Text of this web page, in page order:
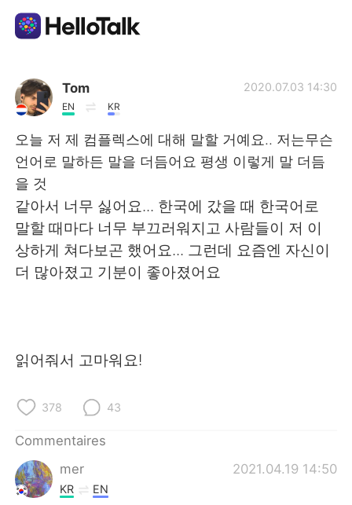
Appli d'échange linguistique
AI Grammar Checker
Français
English 简体中文
繁體中文 Español
日本語
Indonesia
Türkçe
Tom
EN KR
2020.07.03 14:30
오늘 저 제 컴플렉스에 대해 말할 거예요.. 저는무슨
언어로 말하든 말을 더듬어요 평생 이렇게 말 더듬
을 것
같아서 너무 싫어요... 한국에 갔을 때 한국어로
말할 때마다 너무 부끄러워지고 사람들이 저 이
상하게 쳐다보곤 했어요... 그런데 요즘엔 자신이
더 많아졌고 기분이 좋아졌어요
읽어줘서 고마워요!
378 43
Commentaires
mer
2021.04.19 14:50
KR EN